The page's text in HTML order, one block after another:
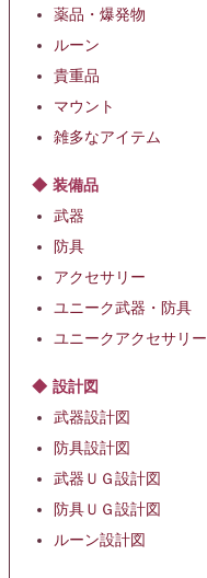
薬品・爆発物
ルーン
貴重品
マウント
雑多なアイテム
装備品
武器
防具
アクセサリー
ユニーク武器・防具
ユニークアクセサリー
設計図
武器設計図
防具設計図
武器ＵＧ設計図
防具ＵＧ設計図
ルーン設計図